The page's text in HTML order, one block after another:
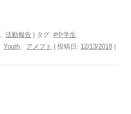
活動報告 | タグ: #中学生
Youth アメフト | 投稿日: 12/13/2018